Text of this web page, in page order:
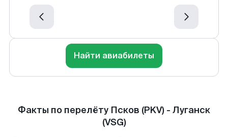
Найти авиабилеты
Факты по перелёту Псков (PKV) - Луганск
(VSG)